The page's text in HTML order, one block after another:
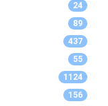
24
89
437
55
1124
156